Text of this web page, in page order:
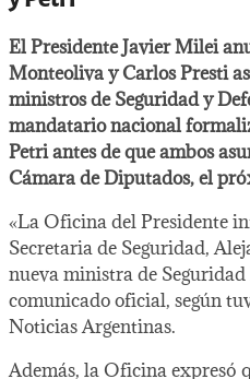
El Presidente Javier Milei
Monteoliva y Carlos Presti
ministros de Seguridad y
mandatario nacional
Petri antes de que ambos
Cámara de Diputados, el
«La Oficina del Presidente
Secretaria de Seguridad,
nueva ministra de
comunicado oficial, según
Noticias Argentinas.
Además, la Oficina expresó